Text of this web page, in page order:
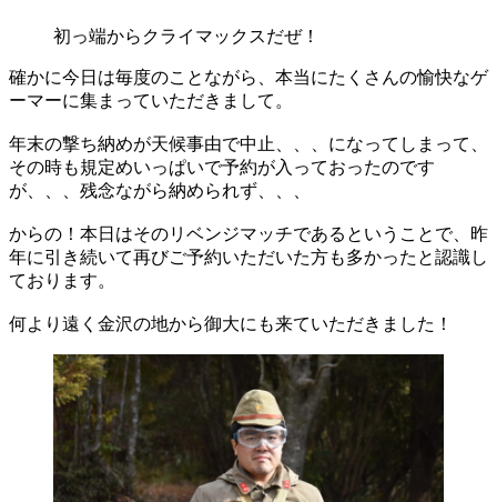
初っ端からクライマックスだぜ！
確かに今日は毎度のことながら、本当にたくさんの愉快なゲ
ーマーに集まっていただきまして。
年末の撃ち納めが天候事由で中止、、、になってしまって、
その時も規定めいっぱいで予約が入っておったのです
が、、、残念ながら納められず、、、
からの！本日はそのリベンジマッチであるということで、昨
年に引き続いて再びご予約いただいた方も多かったと認識し
ております。
何より遠く金沢の地から御大にも来ていただきました！